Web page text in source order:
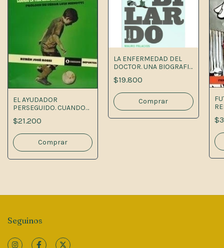
EL AYUDADOR
PERSEGUIDO. CUANDO
LA VIDA RIMA CON EL
FUTBOL
$21.200
LA ENFERMEDAD DEL
DOCTOR. UNA BIOGRAFIA
DE CARLOS SALVADOR
1A.ED
$19.800
Seguinos